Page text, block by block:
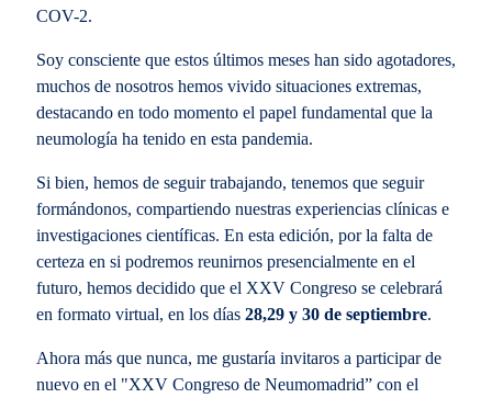
COV-2.
Soy consciente que estos últimos meses han sido agotadores,
muchos de nosotros hemos vivido situaciones extremas,
destacando en todo momento el papel fundamental que la
neumología ha tenido en esta pandemia.
Si bien, hemos de seguir trabajando, tenemos que seguir
formándonos, compartiendo nuestras experiencias clínicas e
investigaciones científicas. En esta edición, por la falta de
certeza en si podremos reunirnos presencialmente en el
futuro, hemos decidido que el XXV Congreso se celebrará
en formato virtual, en los días 28,29 y 30 de septiembre.
Ahora más que nunca, me gustaría invitaros a participar de
nuevo en el "XXV Congreso de Neumomadrid” con el